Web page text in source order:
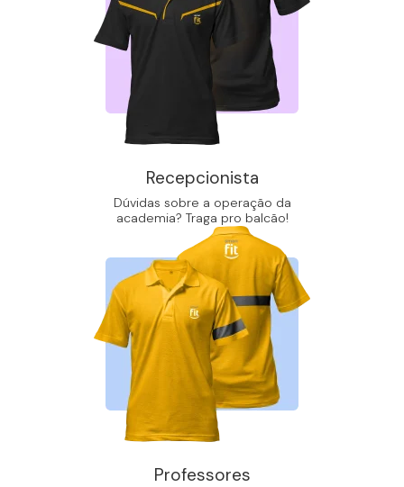
Recepcionista
Dúvidas sobre a operação da
academia? Traga pro balcão!
Professores